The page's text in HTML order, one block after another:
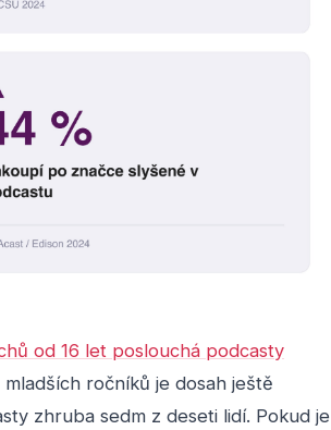
od 16 let poslouchá podcasty
ročníků je dosah ještě
zhruba sedm z deseti lidí. Pokud je